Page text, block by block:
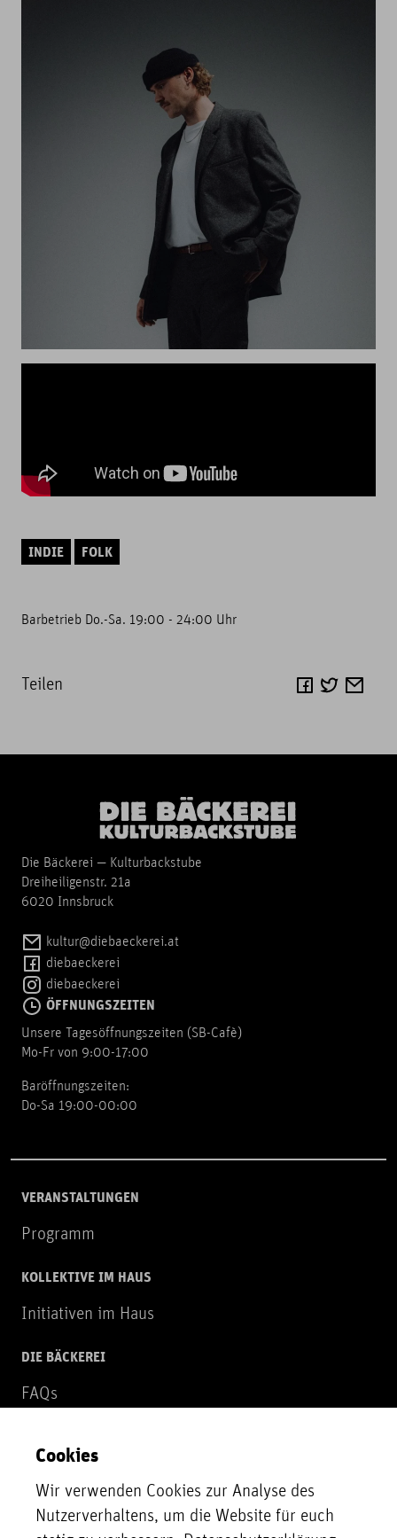
INDIE FOLK
Barbetrieb Do.-Sa. 19:00 - 24:00 Uhr
Teilen
Die Bäckerei — Kulturbackstube
Dreiheiligenstr. 21a
6020 Innsbruck
kultur@diebaeckerei.at
diebaeckerei
diebaeckerei
ÖFFNUNGSZEITEN
Unsere Tagesöffnungszeiten (SB-Cafè)
Mo-Fr von 9:00-17:00
Baröffnungszeiten:
Do-Sa 19:00-00:00
VERANSTALTUNGEN
Programm
KOLLEKTIVE IM HAUS
Initiativen im Haus
DIE BÄCKEREI
FAQs
NEWSLETTER
Zur Newsletter Anmeldung
Cookies
Wir verwenden Cookies zur Analyse des
Nutzerverhaltens, um die Website für euch